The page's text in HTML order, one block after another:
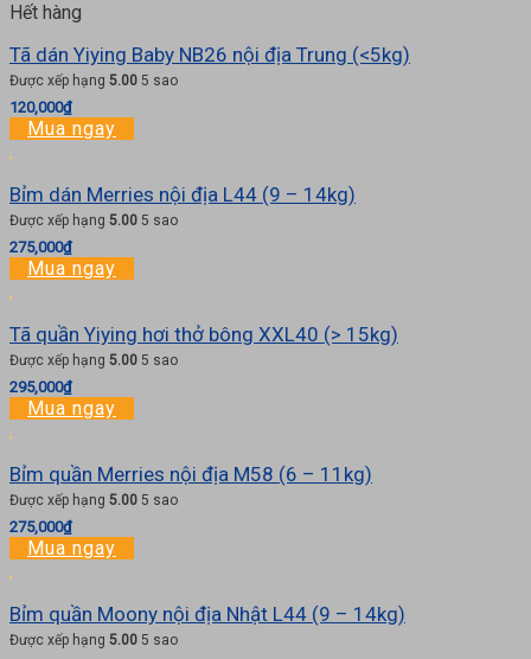
Hết hàng
Tã dán Yiying Baby NB26 nội địa Trung (<5kg)
Được xếp hạng 5.00 5 sao
120,000₫
Mua ngay
Bỉm dán Merries nội địa L44 (9 – 14kg)
Được xếp hạng 5.00 5 sao
275,000₫
Mua ngay
Tã quần Yiying hơi thở bông XXL40 (> 15kg)
Được xếp hạng 5.00 5 sao
295,000₫
Mua ngay
Bỉm quần Merries nội địa M58 (6 – 11kg)
Được xếp hạng 5.00 5 sao
275,000₫
Mua ngay
Bỉm quần Moony nội địa Nhật L44 (9 – 14kg)
Được xếp hạng 5.00 5 sao